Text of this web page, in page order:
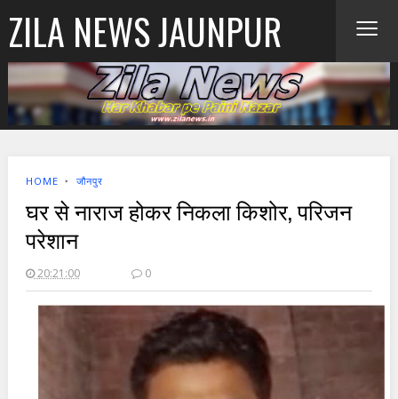
ZILA NEWS JAUNPUR ≡
HOME ‣ जौनपुर
घर से नाराज होकर निकला किशोर, परिजन
परेशान
20:21:00 0